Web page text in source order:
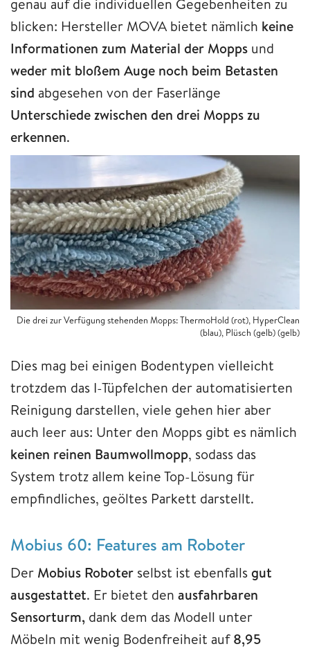
blicken: Hersteller MOVA bietet nämlich keine
Informationen zum Material der Mopps und
weder mit bloßem Auge noch beim Betasten
sind abgesehen von der Faserlänge
Unterschiede zwischen den drei Mopps zu
erkennen.
Die drei zur Verfügung stehenden Mopps: ThermoHold (rot), HyperClean
(blau), Plüsch (gelb) (gelb)
Dies mag bei einigen Bodentypen vielleicht
trotzdem das I-Tüpfelchen der automatisierten
Reinigung darstellen, viele gehen hier aber
auch leer aus: Unter den Mopps gibt es nämlich
keinen reinen Baumwollmopp, sodass das
System trotz allem keine Top-Lösung für
empfindliches, geöltes Parkett darstellt.
Mobius 60: Features am Roboter
Der Mobius Roboter selbst ist ebenfalls gut
ausgestattet. Er bietet den ausfahrbaren
Sensorturm, dank dem das Modell unter
Möbeln mit wenig Bodenfreiheit auf8,95